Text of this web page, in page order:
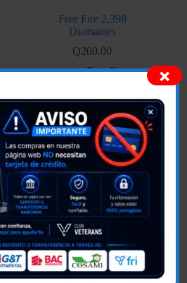
Free Fire 2,398
Diamantes
Q200.00
Free Fire
Añadir al carrito
Free Fire 572 Diamantes
×